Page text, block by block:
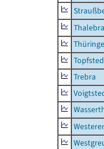
Thalebra
Trebra